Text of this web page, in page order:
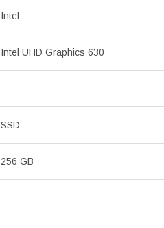
Intel
Intel UHD Graphics 630
SSD
256 GB